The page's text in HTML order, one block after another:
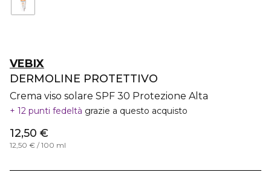
VEBIX
DERMOLINE PROTETTIVO
Crema viso solare SPF 30 Protezione Alta
12 punti fedeltà grazie a questo acquisto
12,50 €
12,50 € / 100 ml